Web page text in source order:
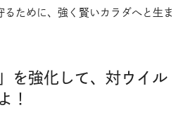
ために、強く賢いカラダへと生ま
を強化して、対ウイル
！